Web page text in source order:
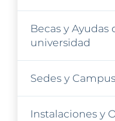
Becas y
universidad
Sedes y Campus
Instalaciones y